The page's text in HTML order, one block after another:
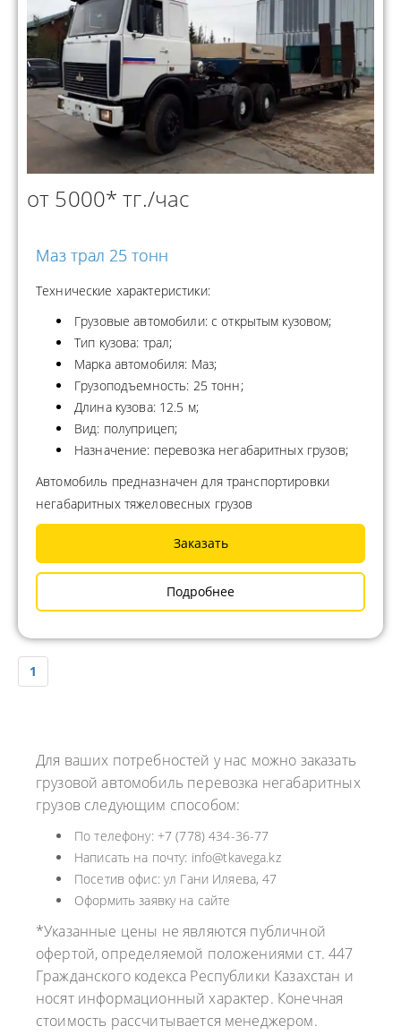
от 5000* тг./час
Маз трал 25 тонн
Технические характеристики:
Грузовые автомобили: с открытым кузовом;
Тип кузова: трал;
Марка автомобиля: Маз;
Грузоподъемность: 25 тонн;
Длина кузова: 12.5 м;
Вид: полуприцеп;
Назначение: перевозка негабаритных грузов;
Автомобиль предназначен для транспортировки
негабаритных тяжеловесных грузов
Заказать
Подробнее
1
Для ваших потребностей у нас можно заказать
грузовой автомобиль перевозка негабаритных
грузов следующим способом:
По телефону: +7 (778) 434-36-77
Написать на почту: info@tkavega.kz
Посетив офис: ул Гани Иляева, 47
Оформить заявку на сайте
*Указанные цены не являются публичной
офертой, определяемой положениями ст. 447
Гражданского кодекса Республики Казахстан и
носят информационный характер. Конечная
стоимость рассчитывается менеджером.